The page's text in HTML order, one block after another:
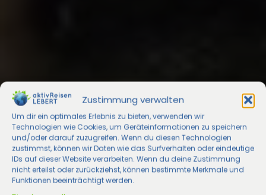
Zustimmung verwalten
Um dir ein optimales Erlebnis zu bieten, verwenden wir
Technologien wie Cookies, um Geräteinformationen zu speichern
und/oder darauf zuzugreifen. Wenn du diesen Technologien
zustimmst, können wir Daten wie das Surfverhalten oder eindeutige
IDs auf dieser Website verarbeiten. Wenn du deine Zustimmung
nicht erteilst oder zurückziehst, können bestimmte Merkmale und
Funktionen beeinträchtigt werden.